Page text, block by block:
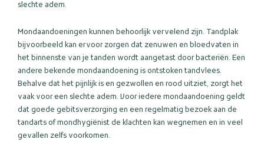
slechte adem.
Mondaandoeningen kunnen behoorlijk vervelend zijn. Tandplak
bijvoorbeeld kan ervoor zorgen dat zenuwen en bloedvaten in
het binnenste van je tanden wordt aangetast door bacteriën. Een
andere bekende mondaandoening is ontstoken tandvlees.
Behalve dat het pijnlijk is en gezwollen en rood uitziet, zorgt het
vaak voor een slechte adem. Voor iedere mondaandoening geldt
dat goede gebitsverzorging en een regelmatig bezoek aan de
tandarts of mondhygiënist de klachten kan wegnemen en in veel
gevallen zelfs voorkomen.